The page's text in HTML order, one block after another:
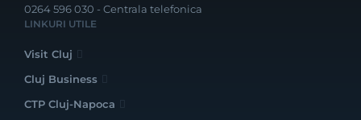
0264 596 030 - Centrala telefonica
LINKURI UTILE
Visit Cluj
Cluj Business
CTP Cluj-Napoca